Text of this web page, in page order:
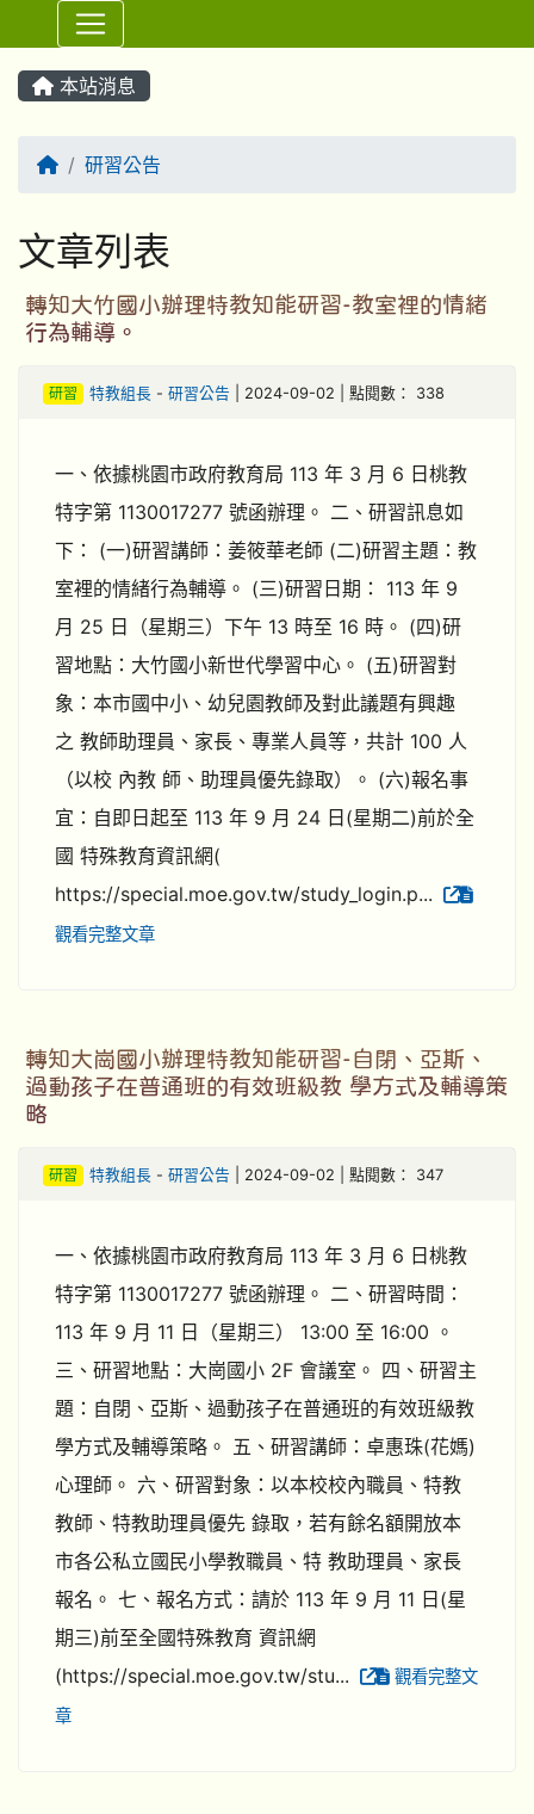
⏸
本站消息
回首頁研習公告
文章列表
轉知大竹國小辦理特教知能研習-教室裡的情緒
行為輔導。
研習 特教組長- 研習公告 | 2024-09-02 | 點閱數： 338
一、依據桃園市政府教育局 113 年 3 月 6 日桃教
特字第 1130017277 號函辦理。 二、研習訊息如
下： (一)研習講師：姜筱華老師 (二)研習主題：教
室裡的情緒行為輔導。 (三)研習日期： 113 年 9
月 25 日（星期三）下午 13 時至 16 時。 (四)研
習地點：大竹國小新世代學習中心。 (五)研習對
象：本市國中小、幼兒園教師及對此議題有興趣
之 教師助理員、家長、專業人員等，共計 100 人
（以校 內教 師、助理員優先錄取）。 (六)報名事
宜：自即日起至 113 年 9 月 24 日(星期二)前於全
國 特殊教育資訊網(
https://special.moe.gov.tw/study_login.p...
觀看完整文章
轉知大崗國小辦理特教知能研習-自閉、亞斯、
過動孩子在普通班的有效班級教 學方式及輔導策
略
研習 特教組長- 研習公告 | 2024-09-02 | 點閱數： 347
一、依據桃園市政府教育局 113 年 3 月 6 日桃教
特字第 1130017277 號函辦理。 二、研習時間：
113 年 9 月 11 日（星期三） 13:00 至 16:00 。
三、研習地點：大崗國小 2F 會議室。 四、研習主
題：自閉、亞斯、過動孩子在普通班的有效班級教
學方式及輔導策略。 五、研習講師：卓惠珠(花媽)
心理師。 六、研習對象：以本校校內職員、特教
教師、特教助理員優先 錄取，若有餘名額開放本
市各公私立國民小學教職員、特 教助理員、家長
報名。 七、報名方式：請於 113 年 9 月 11 日(星
期三)前至全國特殊教育 資訊網
(https://special.moe.gov.tw/stu...
觀看完整文
章